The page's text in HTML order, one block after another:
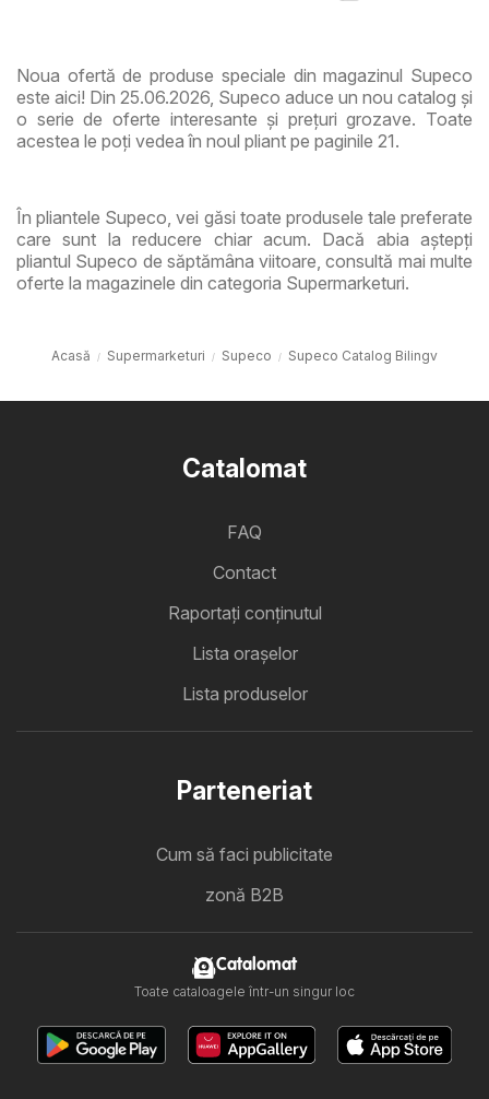
Noua ofertă de produse speciale din magazinul Supeco
este aici! Din 25.06.2026, Supeco aduce un nou catalog și
o serie de oferte interesante și prețuri grozave. Toate
acestea le poți vedea în noul pliant pe paginile 21.
În pliantele Supeco, vei găsi toate produsele tale preferate
care sunt la reducere chiar acum. Dacă abia aștepți
pliantul Supeco de săptămâna viitoare, consultă mai multe
oferte la magazinele din categoria Supermarketuri.
Acasă Supermarketuri Supeco Supeco Catalog Bilingv
Catalomat
FAQ
Contact
Raportați conținutul
Lista oraşelor
Lista produselor
Parteneriat
Cum să faci publicitate
zonă B2B
Catalomat
Toate cataloagele într-un singur loc